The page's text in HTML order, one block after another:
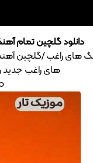
دانلود گلچین تمام
های راغب /گلچین
های راغب جدید